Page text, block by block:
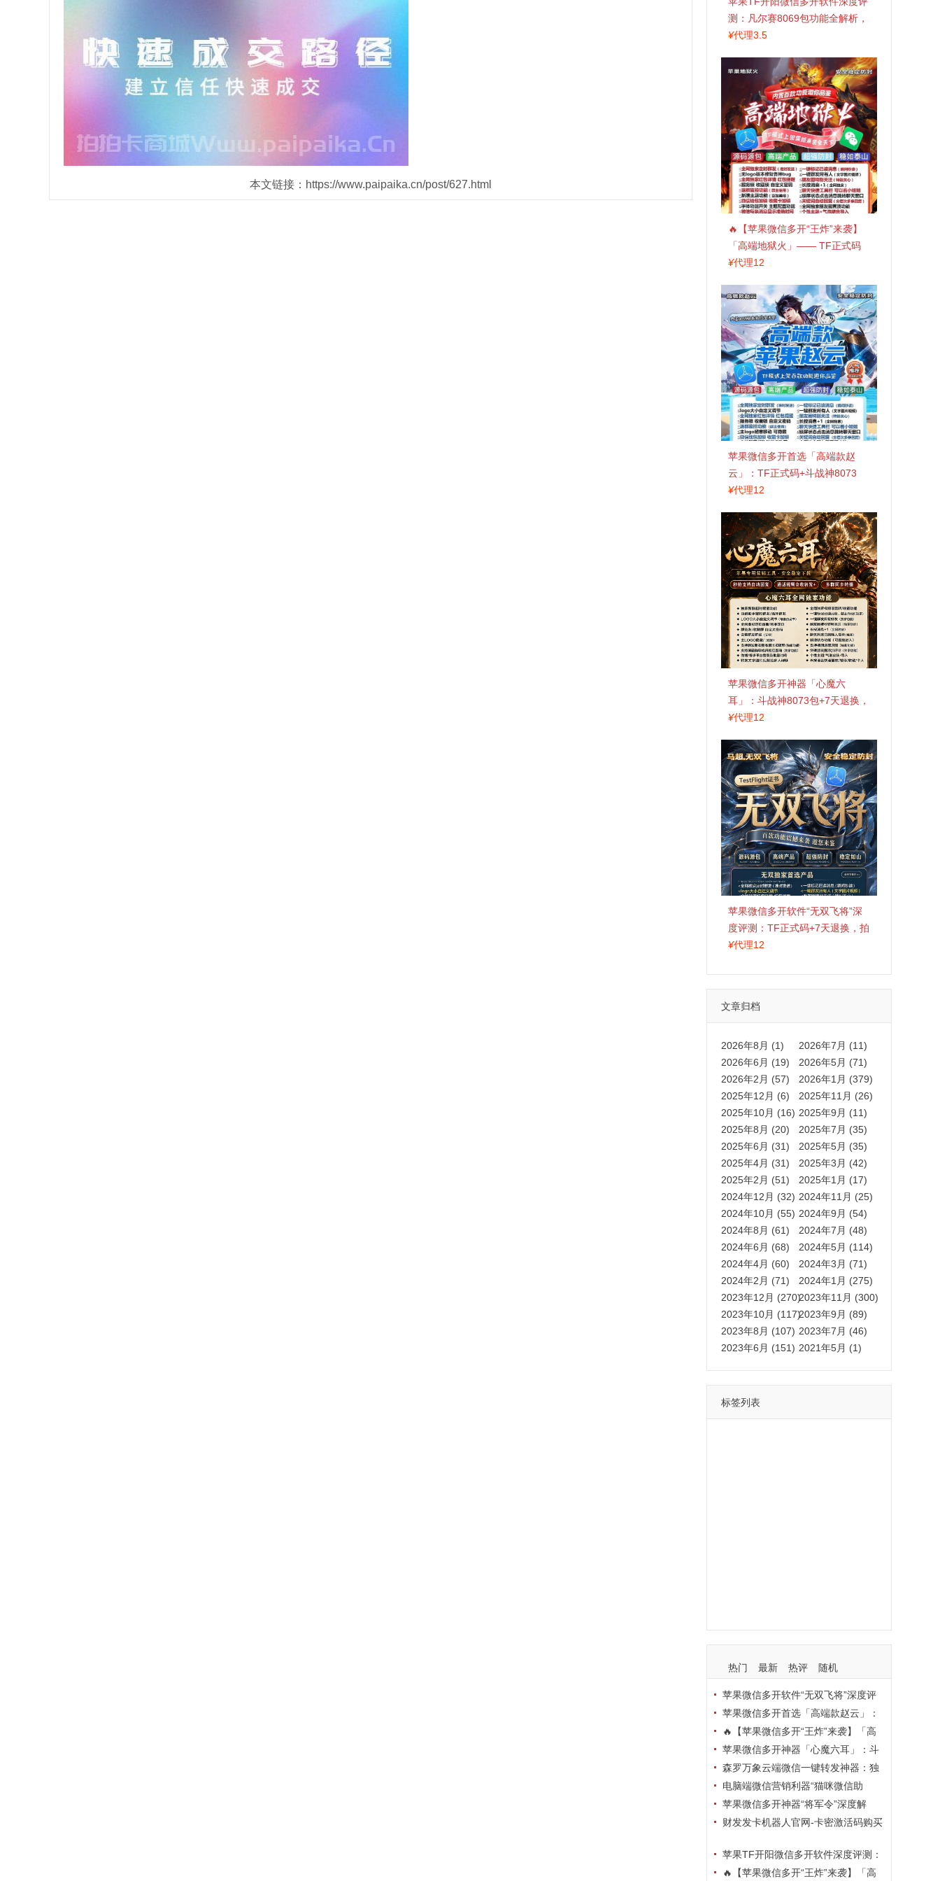
本文链接：https://www.paipaika.cn/post/627.html
测：凡尔赛8069包功能全解析，
TestFlight稳定版上架，激活认准
¥代理3.5
🔥【苹果微信多开“王炸”来袭】
「高端地狱火」—— TF正式码
+斗战神8073包，7天退换，安全
¥代理12
苹果微信多开首选「高端款赵
云」：TF正式码+斗战神8073
包，7天退换认准拍拍卡激活码
¥代理12
苹果微信多开神器「心魔六
耳」：斗战神8073包+7天退换，
认准拍拍卡激活码商城
¥代理12
苹果微信多开软件“无双飞将”深
度评测：TF正式码+7天退换，拍
拍卡激活码商城正品保障
¥代理12
文章归档
2026年8月 (1)
2026年7月 (11)
2026年6月 (19)
2026年5月 (71)
2026年2月 (57)
2026年1月 (379)
2025年12月 (6)
2025年11月 (26)
2025年10月 (16) 2025年9月 (11)
2025年8月 (20)
2025年7月 (35)
2025年6月 (31)
2025年5月 (35)
2025年4月 (31)
2025年3月 (42)
2025年2月 (51)
2025年1月 (17)
2024年12月 (32) 2024年11月 (25)
2024年10月 (55) 2024年9月 (54)
2024年8月 (61)
2024年7月 (48)
2024年6月 (68)
2024年5月 (114)
2024年4月 (60)
2024年3月 (71)
2024年2月 (71)
2024年1月 (275)
2023年12月 (270)2023年11月 (300)
2023年10月 (117)2023年9月 (89)
2023年8月 (107) 2023年7月 (46)
2023年6月 (151) 2021年5月 (1)
标签列表
热门 最新 热评 随机
苹果微信多开软件“无双飞将”深度评
测：TF正式码+7天退换，拍拍卡激活
码商城正品保障
苹果微信多开首选「高端款赵云」：
TF正式码+斗战神8073包，7天退换认
准拍拍卡激活码商城
🔥【苹果微信多开“王炸”来袭】「高
端地狱火」—— TF正式码+斗战神807
3包，7天退换，安全防封，多开自由触
手可及！
苹果微信多开神器「心魔六耳」：斗
战神8073包+7天退换，认准拍拍卡激
活码商城
森罗万象云端微信一键转发神器：独
家源码·安全防封·月卡季卡半年卡年卡
授权，7天无理由退换！
电脑端微信营销利器“猫咪微信助
手”深度评测：7大模块功能全解析，多
卡种授权灵活选
苹果微信多开神器“将军令”深度解
析：8073版本包+TF外侧码，微商营销
财发发卡机器人官网-卡密激活码购买
换苹果TF开阳微信多开软件深度评测：
凡尔赛8069包功能全解析，TestFlight
🔥【苹果微信多开“王炸”来袭】「高